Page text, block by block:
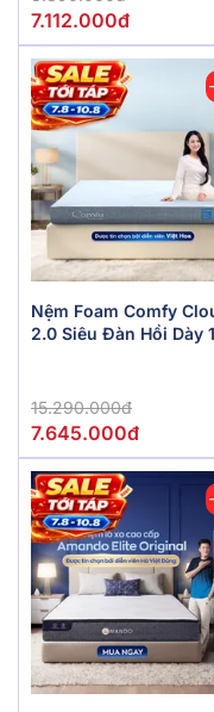
7.112.000đ
Nệm Foam Comfy
2.0 Siêu Đàn Hồi Dày
15.290.000đ
7.645.000đ